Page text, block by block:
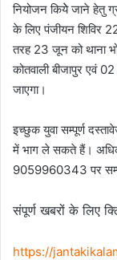
नियोजन कियेे जाने हेतु
के लिए पंजीयन शिविर
तरह 23 जून को थाना
कोतवाली बीजापुर एवं
जाएगा।
इच्छुक युवा सम्पूर्ण
में भाग ले सकते हैं।
9059960343 पर
संपूर्ण खबरों के लिए
https://